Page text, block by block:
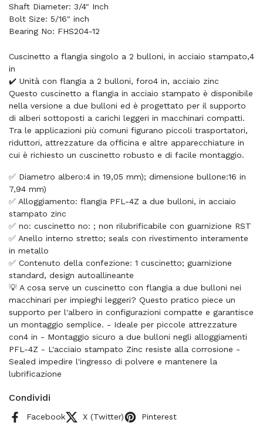
Shaft Diameter: 3/4" Inch
Bolt Size: 5/16" inch
Bearing No: FHS204-12
Cuscinetto a flangia singolo a 2 bulloni, in acciaio stampato,4
in
✔️ Unità con flangia a 2 bulloni, foro4 in, acciaio zinc
Questo cuscinetto a flangia in acciaio stampato è disponibile
nella versione a due bulloni ed è progettato per il supporto
di alberi sottoposti a carichi leggeri in macchinari compatti.
Tra le applicazioni più comuni figurano piccoli trasportatori,
riduttori, attrezzature da officina e altre apparecchiature in
cui è richiesto un cuscinetto robusto e di facile montaggio.
✅ Diametro albero:4 in 19,05 mm); dimensione bullone:16 in
7,94 mm)
✅ Alloggiamento: flangia PFL-4Z a due bulloni, in acciaio
stampato zinc
✅ no: cuscinetto no: ; non rilubrificabile con guarnizione RST
✅ Anello interno stretto; seals con rivestimento interamente
in metallo
✅ Contenuto della confezione: 1 cuscinetto; guarnizione
standard, design autoallineante
💡 A cosa serve un cuscinetto con flangia a due bulloni nei
macchinari per impieghi leggeri? Questo pratico piece un
supporto per l'albero in configurazioni compatte e garantisce
un montaggio semplice. - Ideale per piccole attrezzature
con4 in - Montaggio sicuro a due bulloni negli alloggiamenti
PFL-4Z - L'acciaio stampato Zinc resiste alla corrosione -
Sealed impedire l'ingresso di polvere e mantenere la
lubrificazione
Condividi
Facebook X (Twitter) Pinterest